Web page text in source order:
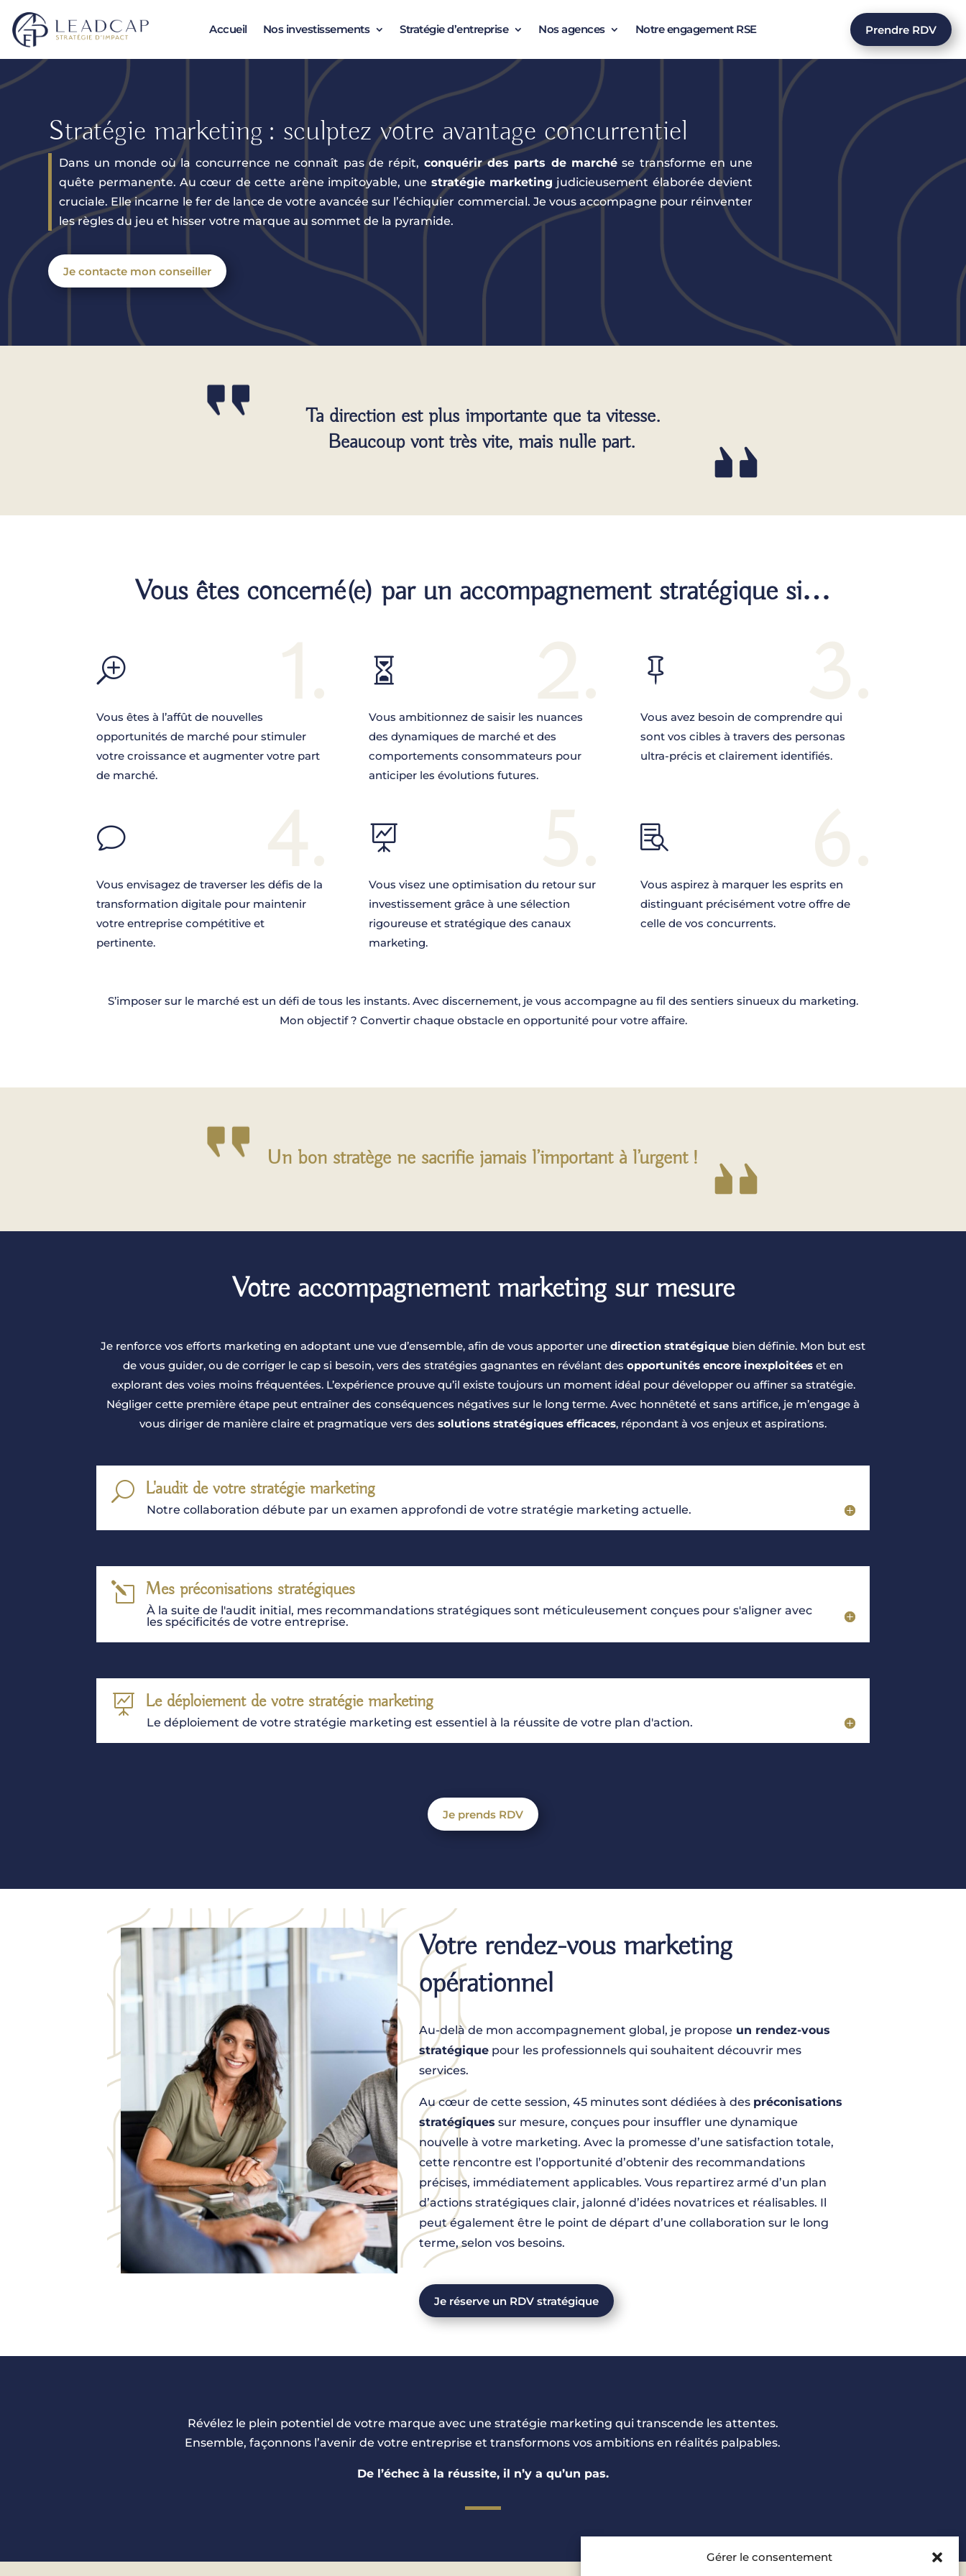
Gérer le consentement
Accueil Nos investissements Stratégie d’entreprise Nos agences Notre engagement RSE Prendre RDV
Stratégie marketing : sculptez votre avantage concurrentiel
Dans un monde où la concurrence ne connaît pas de répit, conquérir des parts de marchése transforme en une
quête permanente. Au cœur de cette arène impitoyable, une stratégie marketing judicieusement élaborée devient
cruciale. Elle incarne le fer de lance de votre avancée sur l’échiquier commercial. Je vous accompagne pour réinventer
les règles du jeu et hisser votre marque au sommet de la pyramide.
Je contacte mon conseiller
Ta direction est plus importante que ta vitesse.
Beaucoup vont très vite, mais nulle part.
Vous êtes concerné(e) par un accompagnement stratégique si…
T
Vous êtes à l’affût de nouvelles
opportunités de marché pour stimuler
votre croissance et augmenter votre part
de marché.

Vous ambitionnez de saisir les nuances
des dynamiques de marché et des
comportements consommateurs pour
anticiper les évolutions futures.

Vous avez besoin de comprendre qui
sont vos cibles à travers des personas
ultra-précis et clairement identifiés.
v
Vous envisagez de traverser les défis de la
transformation digitale pour maintenir
votre entreprise compétitive et
pertinente.

Vous visez une optimisation du retour sur
investissement grâce à une sélection
rigoureuse et stratégique des canaux
marketing.

Vous aspirez à marquer les esprits en
distinguant précisément votre offre de
celle de vos concurrents.
S’imposer sur le marché est un défi de tous les instants. Avec discernement, je vous accompagne au fil des sentiers sinueux du marketing.
Mon objectif ? Convertir chaque obstacle en opportunité pour votre affaire.
Un bon stratège ne sacrifie jamais l’important à l’urgent !
Votre accompagnement marketing sur mesure
Je renforce vos efforts marketing en adoptant une vue d’ensemble, afin de vous apporter une direction stratégique bien définie. Mon but est
de vous guider, ou de corriger le cap si besoin, vers des stratégies gagnantes en révélant des opportunités encore inexploitées et en
explorant des voies moins fréquentées. L’expérience prouve qu’il existe toujours un moment idéal pour développer ou affiner sa stratégie.
Négliger cette première étape peut entraîner des conséquences négatives sur le long terme. Avec honnêteté et sans artifice, je m’engage à
vous diriger de manière claire et pragmatique vers des solutions stratégiques efficaces, répondant à vos enjeux et aspirations.
U L'audit de votre stratégie marketing
Notre collaboration débute par un examen approfondi de votre stratégie marketing actuelle.
l Mes préconisations stratégiques
À la suite de l'audit initial, mes recommandations stratégiques sont méticuleusement conçues pour s'aligner avec
les spécificités de votre entreprise.
 Le déploiement de votre stratégie marketing
Le déploiement de votre stratégie marketing est essentiel à la réussite de votre plan d'action.
Je prends RDV
Votre rendez-vous marketing
opérationnel
Au-delà de mon accompagnement global, je propose un rendez-vous
stratégique pour les professionnels qui souhaitent découvrir mes
services.
Au cœur de cette session, 45 minutes sont dédiées à des préconisations
stratégiques sur mesure, conçues pour insuffler une dynamique
nouvelle à votre marketing. Avec la promesse d’une satisfaction totale,
cette rencontre est l’opportunité d’obtenir des recommandations
précises, immédiatement applicables. Vous repartirez armé d’un plan
d’actions stratégiques clair, jalonné d’idées novatrices et réalisables. Il
peut également être le point de départ d’une collaboration sur le long
terme, selon vos besoins.
Je réserve un RDV stratégique
Révélez le plein potentiel de votre marque avec une stratégie marketing qui transcende les attentes.
Ensemble, façonnons l’avenir de votre entreprise et transformons vos ambitions en réalités palpables.
De l’échec à la réussite, il n’y a qu’un pas.